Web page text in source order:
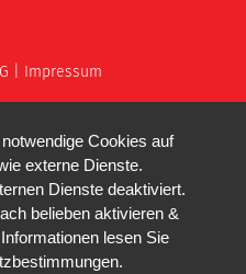
Impressum
Cookies auf
externe Dienste.
Dienste deaktiviert.
belieben aktivieren &
lesen Sie
.